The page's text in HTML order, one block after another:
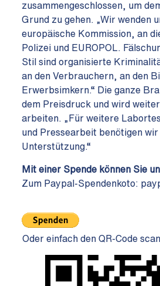
zusammengeschlossen, um
Grund zu gehen. „Wir wenden
europäische Kommission, an
Polizei und EUROPOL.
Stil sind organisierte
an den Verbrauchern, an den
Erwerbsimkern.“ Die ganze
dem Preisdruck und wird
arbeiten. „Für weitere
und Pressearbeit benötigen
Unterstützung.“
Mit einer Spende können Sie
Zum Paypal-Spendenkoto:
Oder einfach den QR-Code